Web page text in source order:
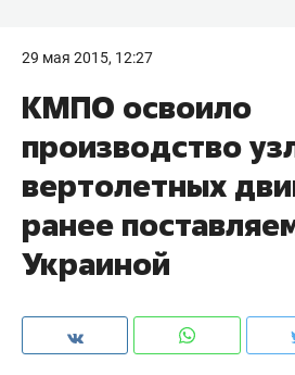
29 мая 2015, 12:27
КМПО освоило
производство
вертолетных
ранее
Украиной